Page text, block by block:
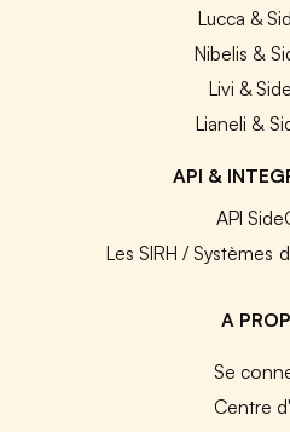
Lucca &
Nibelis &
Livi &
Lianeli &
API &
API
Les SIRH / Systèmes
A
Se
Centre